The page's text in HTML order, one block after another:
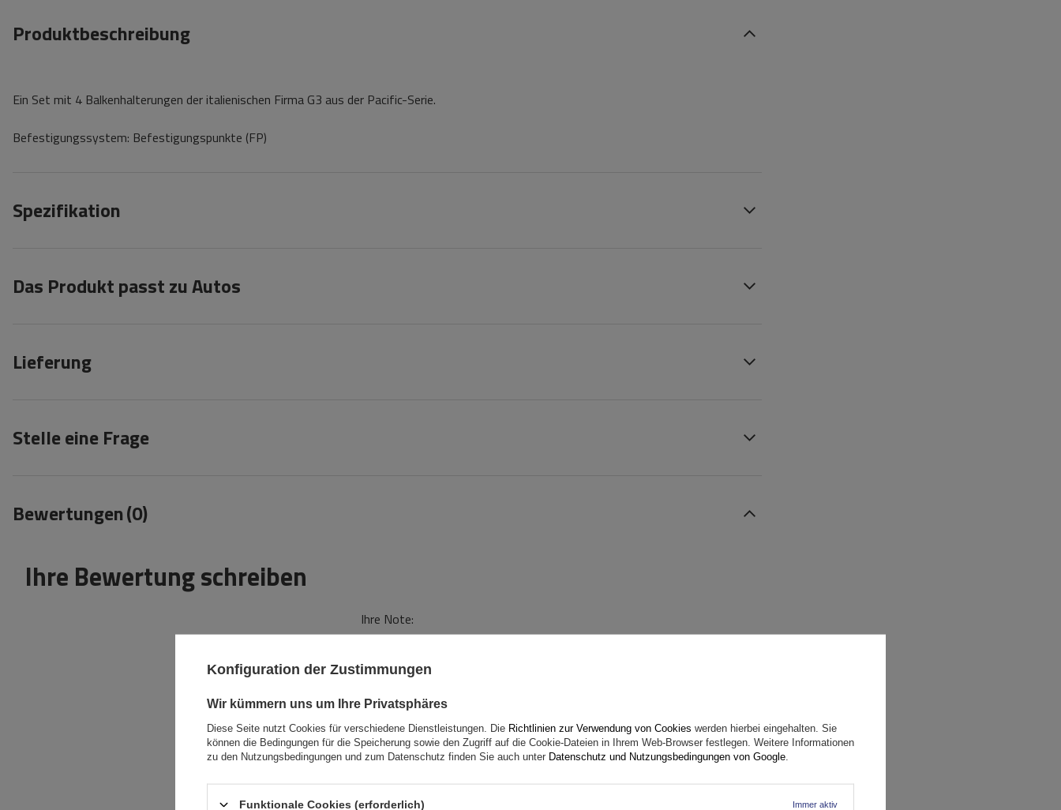
Produktbeschreibung
Ein Set mit 4 Balkenhalterungen der italienischen Firma G3 aus der Pacific-Serie.
Befestigungssystem: Befestigungspunkte (FP)
Spezifikation
Das Produkt passt zu Autos
Lieferung
Stelle eine Frage
Bewertungen(0)
Ihre Bewertung schreiben
Ihre Note:
5/5
Inhalt Ihrer Bewertung
Konfiguration der Zustimmungen
Wir kümmern uns um Ihre Privatsphäres
Diese Seite nutzt Cookies für verschiedene Dienstleistungen. Die Richtlinien zur Verwendung von Cookies werden hierbei eingehalten. Sie
können die Bedingungen für die Speicherung sowie den Zugriff auf die Cookie-Dateien in Ihrem Web-Browser festlegen. Weitere Informationen
zu den Nutzungsbedingungen und zum Datenschutz finden Sie auch unter Datenschutz und Nutzungsbedingungen von Google
Funktionale Cookies (erforderlich) Immer aktiv